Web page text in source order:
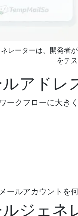
レーターは、開発者
をテ
アドレ
ークフローに大
ルアカウントを
ジェネ